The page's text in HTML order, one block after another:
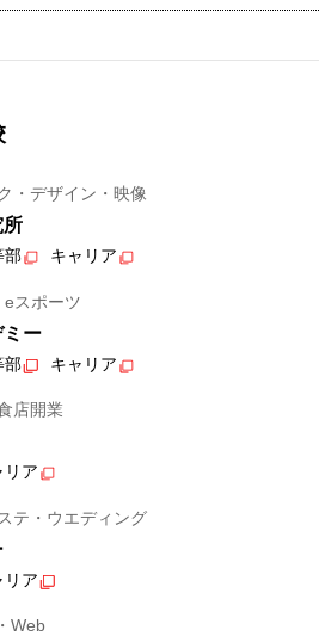
・デザイン・映像
所
部 キャリア
スポーツ
ー
部 キャリア
店開業
リア
テ・ウエディング
リア
Web